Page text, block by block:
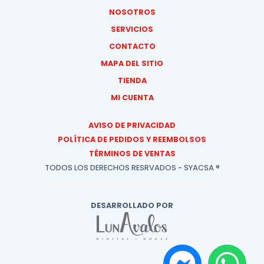
NOSOTROS
SERVICIOS
CONTACTO
MAPA DEL SITIO
TIENDA
MI CUENTA
AVISO DE PRIVACIDAD
POLÍTICA DE PEDIDOS Y REEMBOLSOS
TÉRMINOS DE VENTAS
TODOS LOS DERECHOS RESRVADOS - SYACSA ®
DESARROLLADO POR